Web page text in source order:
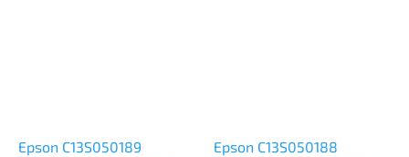
Epson C13S050189
Epson C13S050188